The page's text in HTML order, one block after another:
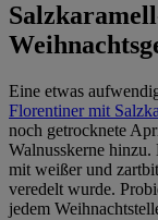
Eine etwas
Florentiner mit
noch getrocknete
Walnusskerne
mit weißer und
veredelt wurde.
jedem